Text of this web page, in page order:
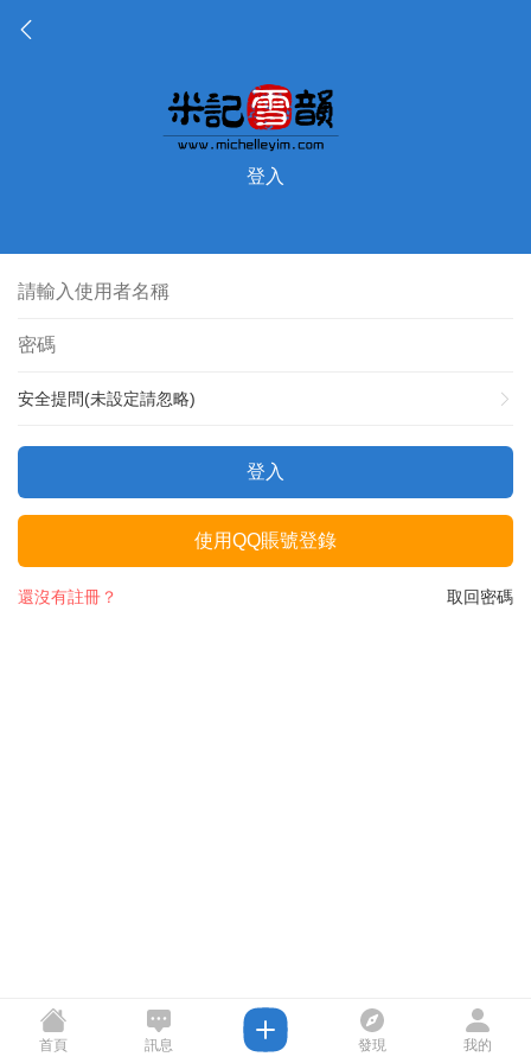
登入
安全提問(未設定請忽略)
登入
使用QQ賬號登錄
取回密碼
還沒有註冊？
首頁 訊息 發現 我的